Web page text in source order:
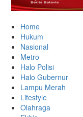
Home
Hukum
Nasional
Metro
Halo Polisi
Halo Gubernur
Lampu Merah
Lifestyle
Olahraga